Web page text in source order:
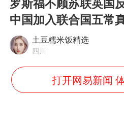
酒店回
黄金牛
杭州全
罗斯福不顾苏联英国
中国加入联合国五常
土豆糯米饭精选
四川
打开网易新闻